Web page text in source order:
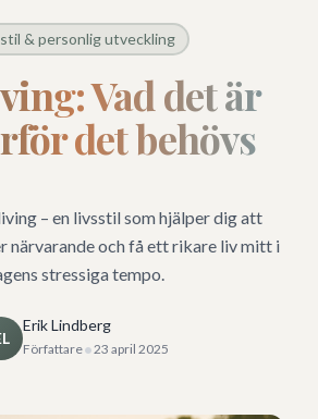
& personlig utveckling
Vad det är
det behövs
– en livsstil som hjälper dig att
närvarande och få ett rikare liv mitt i
stressiga tempo.
Erik Lindberg
Författare•23 april 2025